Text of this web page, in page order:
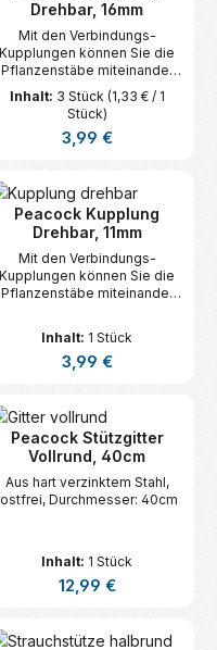
Drehbar, 16mm
Mit den Verbindungs-
Kupplungen können Sie die
Pflanzenstäbe miteinander
verbinden und im
Handumdrehen einen
Rahmen für Brechbohnen
oder Wicke bauen. Für
Inhalt: 3 Stück (1,33 € / 1
Stück)
Regulärer Preis:
3,99 €
Peacock Kupplung
Drehbar, 11mm
Mit den Verbindungs-
Kupplungen können Sie die
Pflanzenstäbe miteinander
Rahmen für Brechbohnen
oder Wicke bauen. Für
Inhalt: 1 Stück
Regulärer Preis:
3,99 €
Peacock Stützgitter
Vollrund, 40cm
Aus hart verzinktem Stahl,
Durchmesser: 40cm
Inhalt: 1 Stück
Regulärer Preis:
12,99 €